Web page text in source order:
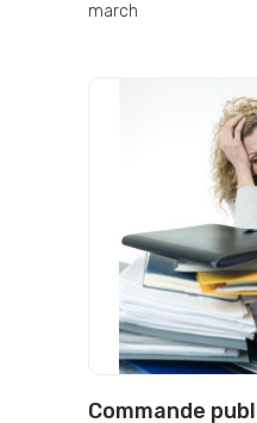
march
Commande